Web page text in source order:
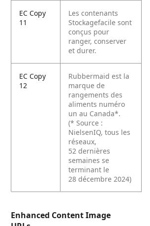
EC Copy
11
Les contenants
Stockagefacile sont
conçus pour
ranger, conserver
et durer.
EC Copy
12
Rubbermaid est la
marque de
rangements des
aliments numéro
un au Canada*.
(* Source :
NielsenIQ, tous les
réseaux,
52 dernières
semaines se
terminant le
28 décembre 2024)
Enhanced Content Image